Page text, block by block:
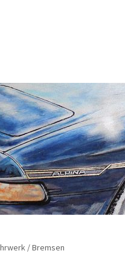
Echtheit von
KasseLieferungMein Konto
Zahlungsarten
/ Bremsen